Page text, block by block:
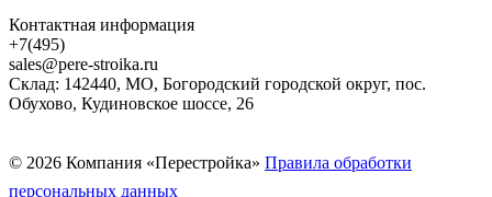
Контактная информация
+7(495)
sales@pere-stroika.ru
Склад: 142440, МО, Богородский городской округ, пос.
Обухово, Кудиновское шоссе, 26
© 2026 Компания «Перестройка» Правила обработки
персональных данных